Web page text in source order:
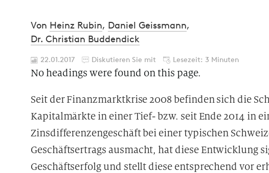
Von Heinz Rubin, Daniel Geissmann,
Dr. Christian Buddendick
22.01.2017 Diskutieren Sie mit Lesezeit: 3 Minuten
No headings were found on this page.
Seit der Finanzmarktkrise 2008 befinden sich die
Kapitalmärkte in einer Tief- bzw. seit Ende 2014 in
Zinsdifferenzengeschäft bei einer typischen
Geschäftsertrags ausmacht, hat diese Entwicklung
Geschäftserfolg und stellt diese entsprechend vor